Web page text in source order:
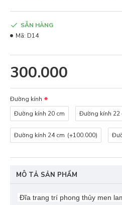
300.000
SẴN HÀNG
Mã: D14
Đường kính
Đường kính 20 cm
Đường kính 22
Đường kính 24 cm (+100.000)
MÔ TẢ SẢN PHẨM
Đĩa trang trí phong thủy men